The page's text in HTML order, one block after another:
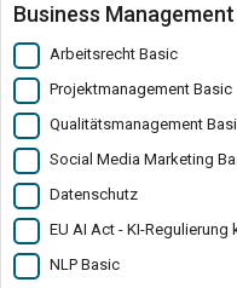
Business Management
Arbeitsrecht Basic
Projektmanagement Basic
Qualitätsmanagement
Social Media Marketing
Datenschutz
EU AI Act - KI-
NLP Basic